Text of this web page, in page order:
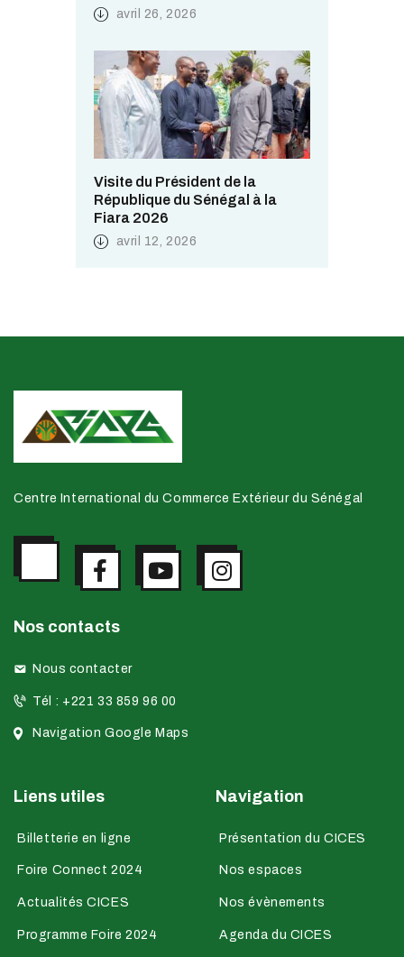
avril 26, 2026
Visite du Président de la
République du Sénégal à la
Fiara 2026
avril 12, 2026
Centre International du Commerce Extérieur du Sénégal
Nos contacts
Nous contacter
Tél : +221 33 859 96 00
Navigation Google Maps
Liens utiles
Billetterie en ligne
Foire Connect 2024
Actualités CICES
Programme Foire 2024
Navigation
Présentation du CICES
Nos espaces
Nos évènements
Agenda du CICES